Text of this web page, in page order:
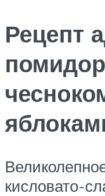
Рецепт
кисловато-